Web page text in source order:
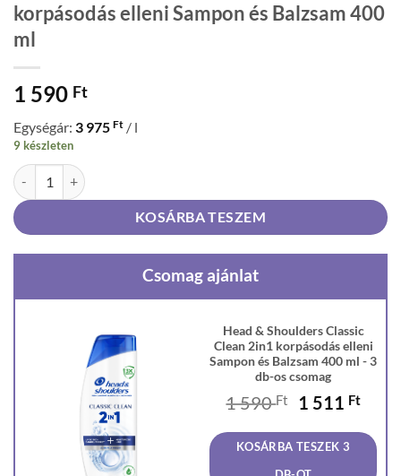
korpásodás elleni Sampon és Balzsam 400
ml
1 590 Ft
Egységár: 3 975 Ft / l
9 készleten
Head & Shoulders Classic Clean 2in1 korpásodás elleni Sampon és
KOSÁRBA TESZEM
Csomag ajánlat
Head & Shoulders Classic
Clean 2in1 korpásodás elleni
Sampon és Balzsam 400 ml - 3
db-os csomag
1 590Ft
Original
was:
1
1 511 Ft
is:
KOSÁRBA TESZEK 3